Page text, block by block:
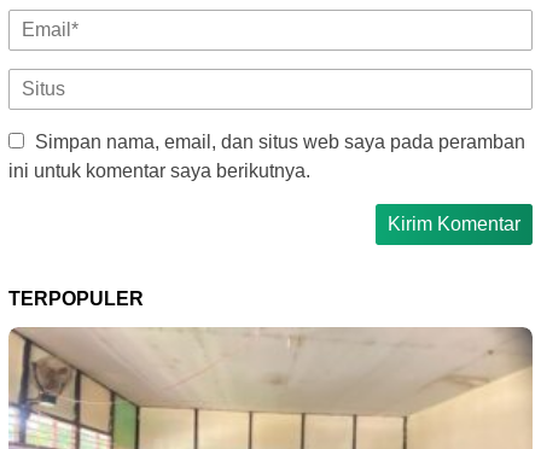
Simpan nama, email, dan situs web saya pada peramban
ini untuk komentar saya berikutnya.
TERPOPULER